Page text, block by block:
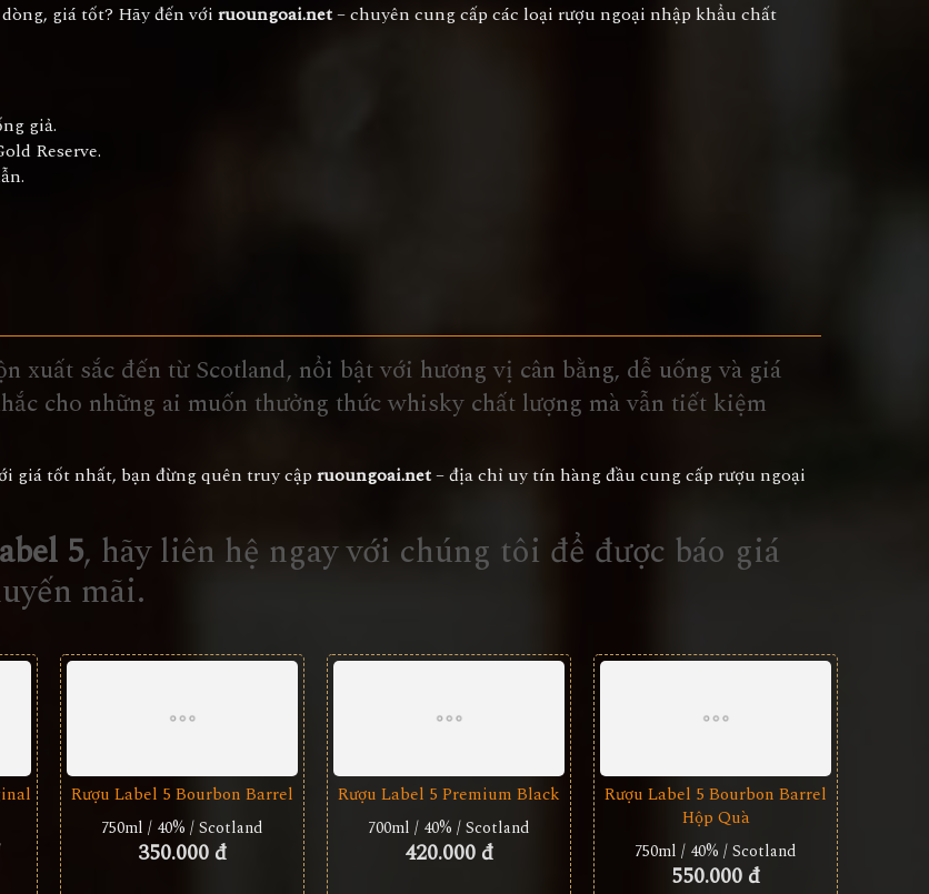
giá tốt? Hãy đến với ruoungoai.net– chuyên cung cấp các loại rượu ngoại nhập khẩu chất
giả.
Reserve.
xuất sắc đến từ Scotland, nổi bật với hương vị cân bằng, dễ uống và giá
cho những ai muốn thưởng thức whisky chất lượng mà vẫn tiết kiệm
giá tốt nhất, bạn đừng quên truy cập ruoungoai.net– địa chỉ uy tín hàng đầu cung cấp rượu ngoại
5, hãy liên hệ ngay với chúng tôi để được báo giá
mãi.
Rượu Label 5 Bourbon Barrel
750ml / 40% / Scotland
350.000 đ
Rượu Label 5 Premium Black
700ml / 40% / Scotland
420.000 đ
Rượu Label 5 Bourbon Barrel
Hộp Quà
750ml / 40% / Scotland
550.000 đ